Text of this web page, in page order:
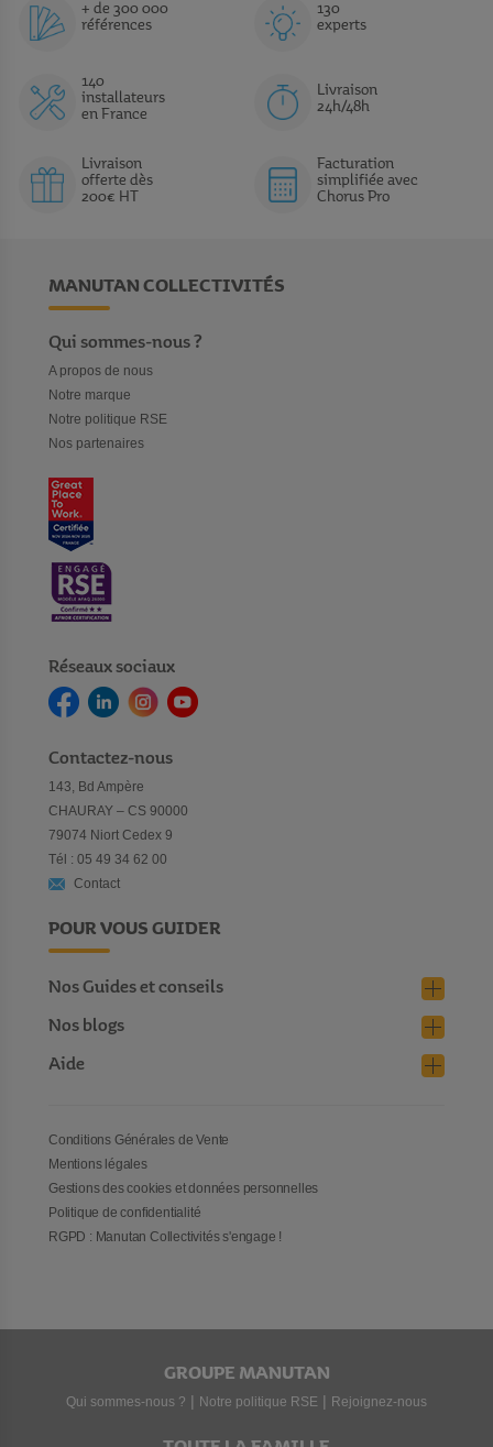
de marquage PMR sélectionnés par Manutan Collectivités, vous
avez la garantie de voir vos marquages au sol perdurer de
peintures de traçage au sol en aérosol
adhésifs motif PMRbénéficient d’ailleurs d’une garantie de
plusieurs années (indiquée dans la fiche descriptive de chaque
+ de 300 000
références
130
experts
140
installateurs
en France
Livraison
24h/48h
Livraison
offerte dès
200€ HT
Facturation
simplifiée avec
Chorus Pro
MANUTAN COLLECTIVITÉS
Qui sommes-nous ?
A propos de nous
Notre marque
Notre politique RSE
Nos partenaires
Réseaux sociaux
Contactez-nous
143, Bd Ampère
CHAURAY – CS 90000
79074 Niort Cedex 9
Tél : 05 49 34 62 00
Contact
POUR VOUS GUIDER
Nos Guides et conseils
Nos blogs
Aide
Conditions Générales de Vente
Mentions légales
Gestions des cookies et données personnelles
Politique de confidentialité
RGPD : Manutan Collectivités s'engage !
GROUPE MANUTAN
Qui sommes-nous ? | Notre politique RSE | Rejoignez-nous